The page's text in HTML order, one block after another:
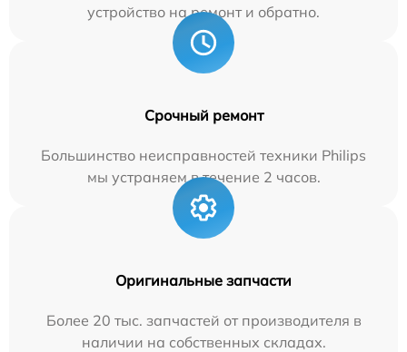
устройство на ремонт и обратно.
Срочный ремонт
Большинство неисправностей техники Philips
мы устраняем в течение 2 часов.
Оригинальные запчасти
Более 20 тыс. запчастей от производителя в
наличии на собственных складах.